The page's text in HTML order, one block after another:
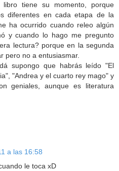
tiene su momento, porque
diferentes en cada etapa de la
ha ocurrido cuando releo algún
y cuando lo hago me pregunto
lectura? porque en la segunda
pero no a entusiasmar.
supongo que habrás leído "El
"Andrea y el cuarto rey mago" y
geniales, aunque es literatura
a las 16:58
le toca xD